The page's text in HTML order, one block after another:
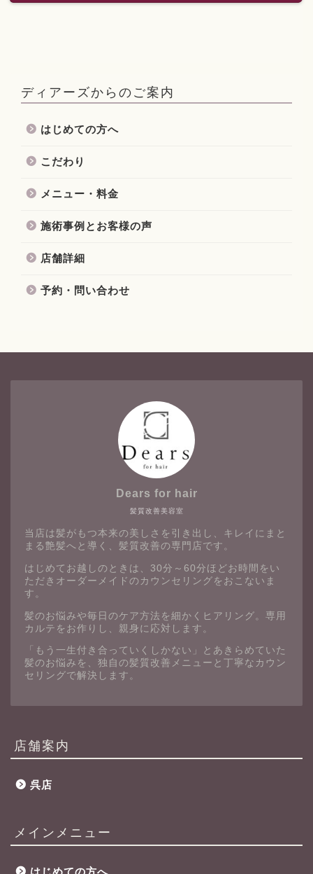
ディアーズからのご案内
はじめての方へ
こだわり
メニュー・料金
施術事例とお客様の声
店舗詳細
予約・問い合わせ
髪質改善美容室
Dears for hair
当店は髪がもつ本来の美しさを引き出し、キレイにまと
まる艶髪へと導く、髪質改善の専門店です。
はじめてお越しのときは、30分～60分ほどお時間をい
ただきオーダーメイドのカウンセリングをおこないま
す。
髪のお悩みや毎日のケア方法を細かくヒアリング。専用
カルテをお作りし、親身に応対します。
「もう一生付き合っていくしかない」とあきらめていた
髪のお悩みを、独自の髪質改善メニューと丁寧なカウン
セリングで解決します。
店舗案内
呉店
メインメニュー
はじめての方へ